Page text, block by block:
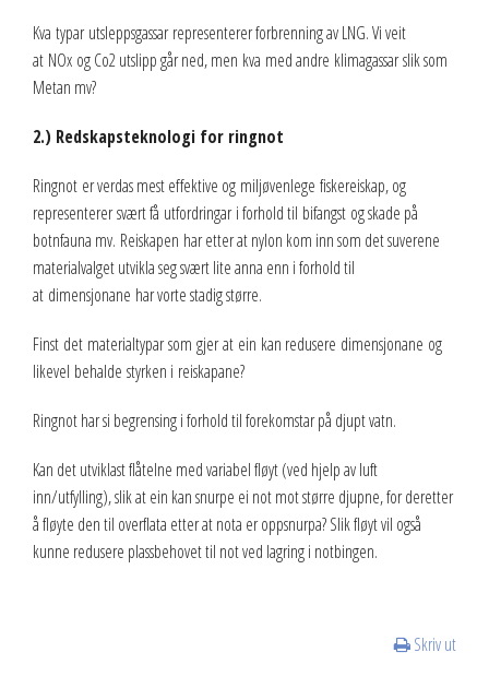
Kva typar utsleppsgassar representerer forbrenning av LNG. Vi veit
at NOx og Co2 utslipp går ned, men kva med andre klimagassar slik som
Metan mv?
2.) Redskapsteknologi for ringnot
Ringnot er verdas mest effektive og miljøvenlege fiskereiskap, og
representerer svært få utfordringar i forhold til bifangst og skade på
botnfauna mv. Reiskapen har etter at nylon kom inn som det suverene
materialvalget utvikla seg svært lite anna enn i forhold til
at dimensjonane har vorte stadig større.
Finst det materialtypar som gjer at ein kan redusere dimensjonane og
likevel behalde styrken i reiskapane?
Ringnot har si begrensing i forhold til forekomstar på djupt vatn.
Kan det utviklast flåtelne med variabel fløyt (ved hjelp av luft
inn/utfylling), slik at ein kan snurpe ei not mot større djupne, for deretter
å fløyte den til overflata etter at nota er oppsnurpa? Slik fløyt vil også
kunne redusere plassbehovet til not ved lagring i notbingen.
Skriv ut